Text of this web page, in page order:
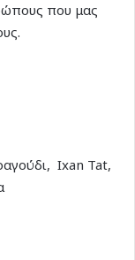
που μας
Ixan Tat,